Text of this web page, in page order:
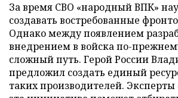
За время СВО «народный ВПК»
создавать востребованные
Однако между появлением
внедрением в войска по-
сложный путь. Герой России
предложил создать единый
таких производителей.